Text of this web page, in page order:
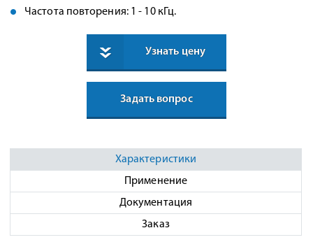
Частота повторения: 1 - 10 кГц.
Узнать цену
Задать вопрос
Характеристики
Применение
Документация
Заказ